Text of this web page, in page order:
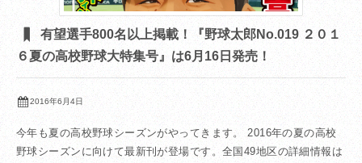
有望選手800名以上掲載！『野球太郎No.019 ２０１
６夏の高校野球大特集号』は6月16日発売！
2016年6月4日
今年も夏の高校野球シーズンがやってきます。 2016年の夏の高校
野球シーズンに向けて最新刊が登場です。全国49地区の詳細情報は